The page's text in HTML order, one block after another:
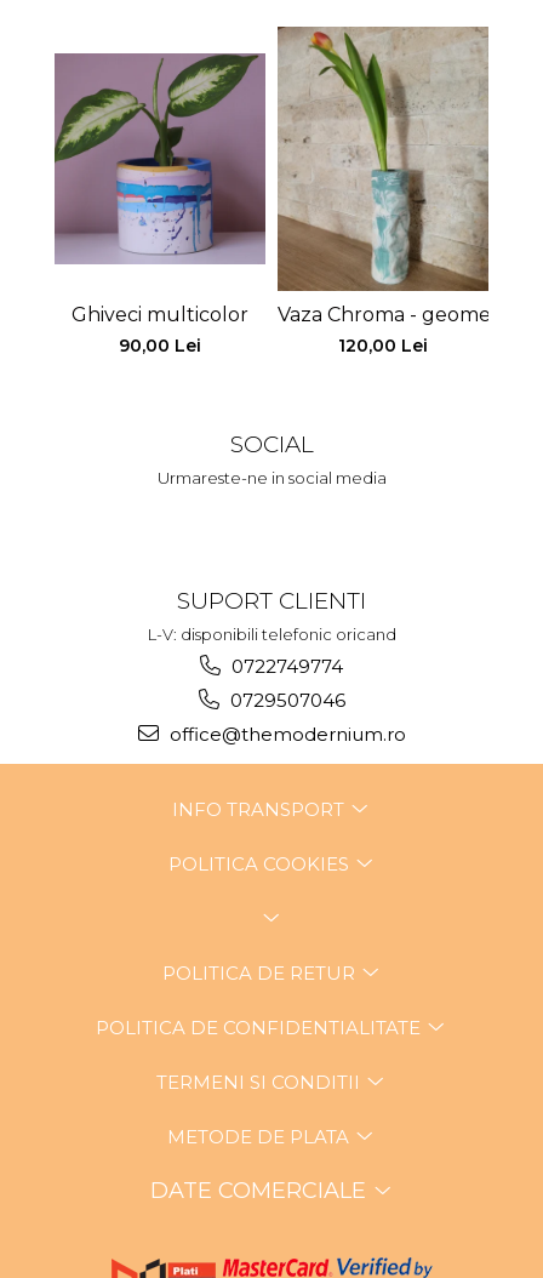
Ghiveci multicolor
90,00 Lei
Vaza Chroma - geometrica
120,00 Lei
SOCIAL
Urmareste-ne in social media
SUPORT CLIENTI
L-V: disponibili telefonic oricand
0722749774
0729507046
office@themodernium.ro
INFO TRANSPORT
POLITICA COOKIES
POLITICA DE RETUR
POLITICA DE CONFIDENTIALITATE
TERMENI SI CONDITII
METODE DE PLATA
DATE COMERCIALE